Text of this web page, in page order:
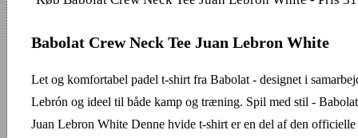
Babolat Crew Neck Tee Juan Lebron White
Let og komfortabel padel t-shirt fra Babolat - designet i
Lebrón og ideel til både kamp og træning. Spil med stil -
Juan Lebron White Denne hvide t-shirt er en del af den